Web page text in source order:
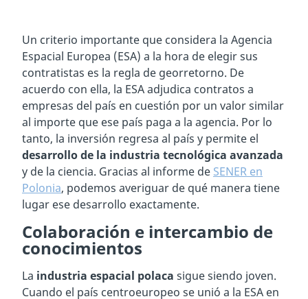
Un criterio importante que considera la Agencia
Espacial Europea (ESA) a la hora de elegir sus
contratistas es la regla de georretorno. De
acuerdo con ella, la ESA adjudica contratos a
empresas del país en cuestión por un valor similar
al importe que ese país paga a la agencia. Por lo
tanto, la inversión regresa al país y permite el
desarrollo de la industria tecnológica avanzada
y de la ciencia. Gracias al informe de SENER en
Polonia, podemos averiguar de qué manera tiene
lugar ese desarrollo exactamente.
Colaboración e intercambio de
conocimientos
La industria espacial polaca sigue siendo joven.
Cuando el país centroeuropeo se unió a la ESA en